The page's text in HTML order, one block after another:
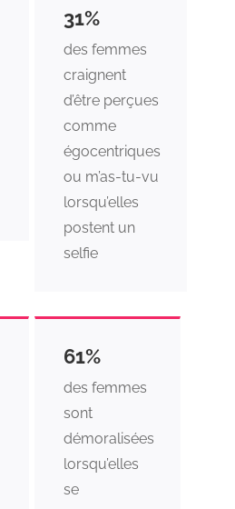
31%
des femmes
craignent
d’être perçues
comme
égocentriques
ou m’as-tu-vu
lorsqu’elles
postent un
selfie
61%
des femmes
sont
démoralisées
lorsqu’elles
se